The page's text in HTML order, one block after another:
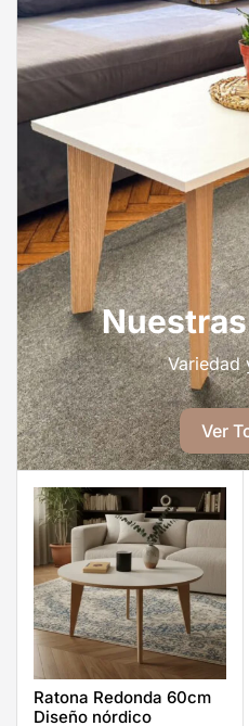
Variedad
Ver
Ratona Redonda 60cm
Diseño nórdico